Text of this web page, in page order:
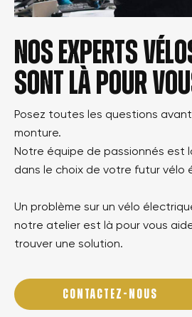
Nos experts
sont là pour
Posez toutes les questions
monture.
Notre équipe de passionnés est
dans le choix de votre futur vélo
Un problème sur un vélo
notre atelier est là pour vous
trouver une solution.
CONTACTEZ-NOUS